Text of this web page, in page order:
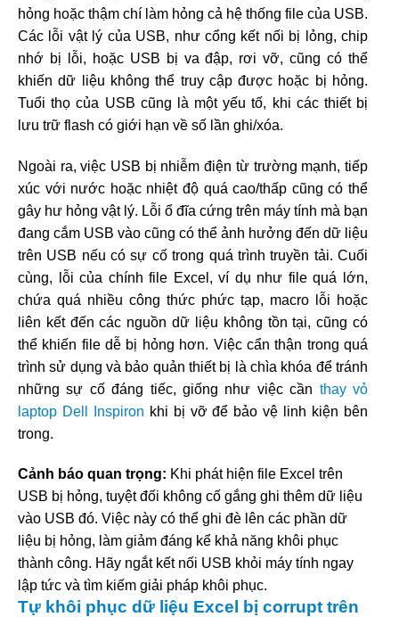
hỏng hoặc thậm chí làm hỏng cả hệ thống file của USB.
Các lỗi vật lý của USB, như cổng kết nối bị lỏng, chip
nhớ bị lỗi, hoặc USB bị va đập, rơi vỡ, cũng có thể
khiến dữ liệu không thể truy cập được hoặc bị hỏng.
Tuổi thọ của USB cũng là một yếu tố, khi các thiết bị
lưu trữ flash có giới hạn về số lần ghi/xóa.
Ngoài ra, việc USB bị nhiễm điện từ trường mạnh, tiếp
xúc với nước hoặc nhiệt độ quá cao/thấp cũng có thể
gây hư hỏng vật lý. Lỗi ổ đĩa cứng trên máy tính mà bạn
đang cắm USB vào cũng có thể ảnh hưởng đến dữ liệu
trên USB nếu có sự cố trong quá trình truyền tải. Cuối
cùng, lỗi của chính file Excel, ví dụ như file quá lớn,
chứa quá nhiều công thức phức tạp, macro lỗi hoặc
liên kết đến các nguồn dữ liệu không tồn tại, cũng có
thể khiến file dễ bị hỏng hơn. Việc cẩn thận trong quá
trình sử dụng và bảo quản thiết bị là chìa khóa để tránh
những sự cố đáng tiếc, giống như việc cần thay vỏ
laptop Dell Inspiron khi bị vỡ để bảo vệ linh kiện bên
trong.
Cảnh báo quan trọng: Khi phát hiện file Excel trên
USB bị hỏng, tuyệt đối không cố gắng ghi thêm dữ liệu
vào USB đó. Việc này có thể ghi đè lên các phần dữ
liệu bị hỏng, làm giảm đáng kể khả năng khôi phục
thành công. Hãy ngắt kết nối USB khỏi máy tính ngay
lập tức và tìm kiếm giải pháp khôi phục.
Tự khôi phục dữ liệu Excel bị corrupt trên